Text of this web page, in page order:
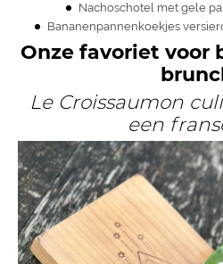
Nachoschotelmet gele
Bananenpannenkoekjes
Onze favoriet voor
Le Croissaumon
een